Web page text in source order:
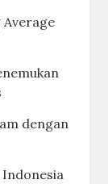
dengan
Indonesia